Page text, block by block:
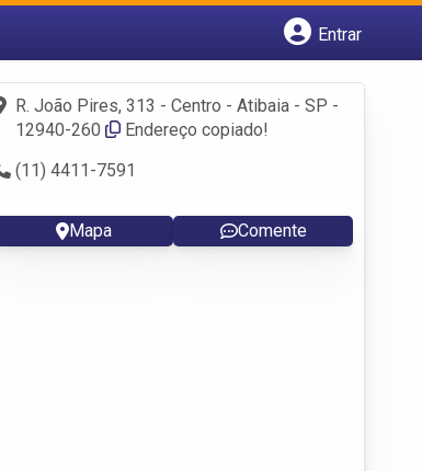
Entrar
Fazer login
Criar conta
R. João Pires, 313 - Centro - Atibaia - SP -
12940-260
Endereço copiado!
(11) 4411-7591
Mapa Comente